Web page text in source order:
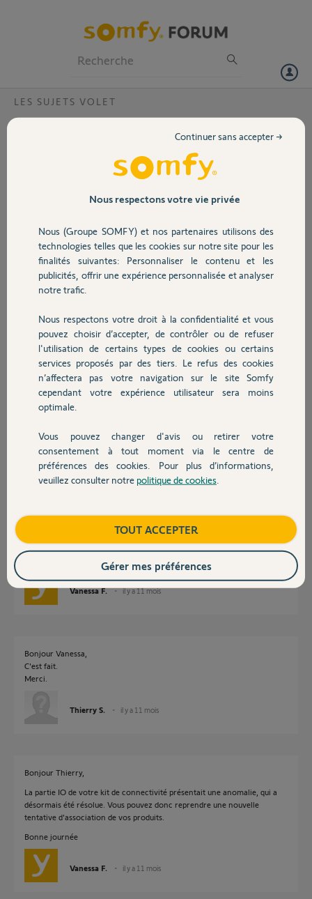
Volet
Sécurité
Domotique
Chauffage
Autres produits
Devis avec un pro
Contact
LES SUJETS VOLET
Appareillage volet roulant Somfy rs100 io ?
Je n'arrive plus à appareiller mes 7 volets
à un kit de connectivité. J'ai tout essayé jusqu'à
de course moteur sur rs100 io d'un seul moteur :
reconfiguration de la box, du wifi...j'ai toujours le
même message d'erreur : un problème est
survenu lors de l'ajout de votre produit. Merci de
Merci,
Thierry S.
il y a 11 mois
Participer au fil de discussion
Réponses
Je vois que votre kit de connectivité est actuellement déconnecté,
pouvez-vous le reconnecter afin de tenter de résoudre votre
Vanessa F. il y a 11 mois
Bonjour Vanessa,
C'est fait.
Merci.
Thierry S. il y a 11 mois
Bonjour Thierry,
La partie IO de votre kit de connectivité présentait une anomalie, qui a
désormais été résolue. Vous pouvez donc reprendre une nouvelle
tentative d'association de vos produits.
Bonne journée
Vanessa F. il y a 11 mois
Nous respectons votre vie privée
Nous (Groupe SOMFY) et nos partenaires utilisons des
technologies telles que les cookies sur notre site pour les
finalités suivantes: Personnaliser le contenu et les
publicités, offrir une expérience personnalisée et analyser
notre trafic.
Nous respectons votre droit à la confidentialité et vous
pouvez choisir d’accepter, de contrôler ou de refuser
l'utilisation de certains types de cookies ou certains
services proposés par des tiers. Le refus des cookies
n’affectera pas votre navigation sur le site Somfy
cependant votre expérience utilisateur sera moins
optimale.
Vous pouvez changer d'avis ou retirer votre
consentement à tout moment via le centre de
préférences des cookies. Pour plus d’informations,
veuillez consulter notre politique de cookies
Continuer sans accepter →
TOUT ACCEPTER
Gérer mes préférences